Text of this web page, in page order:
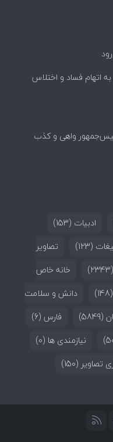
اتهام فساد و اختلاس
واهی و کذب
ادبیات (153)
(123)
تصاویر
(2343)
خانه خاص
(148)
دانش و سلامت
(5849) فارس (6)
نیازمندی ها (0)
تصاویر (150)